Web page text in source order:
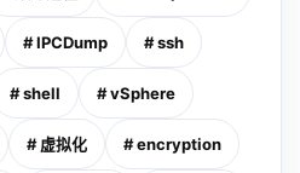
# IPCDump # ssh
# shell # vSphere
# 虚拟化 # encryption